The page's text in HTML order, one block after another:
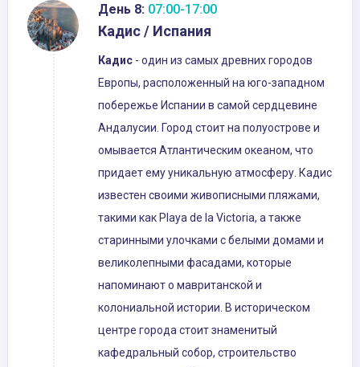
День 8: 07:00-17:00
Кадис / Испания
Кадис - один из самых древних городов
Европы, расположенный на юго-западном
побережье Испании в самой сердцевине
Андалусии. Город стоит на полуострове и
омывается Атлантическим океаном, что
придает ему уникальную атмосферу. Кадис
известен своими живописными пляжами,
такими как Playa de la Victoria, а также
старинными улочками с белыми домами и
великолепными фасадами, которые
напоминают о мавританской и
колониальной истории. В историческом
центре города стоит знаменитый
кафедральный собор, строительство